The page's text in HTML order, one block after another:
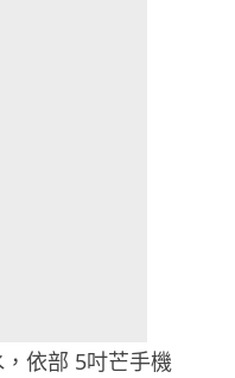
依部 5吋芒手機